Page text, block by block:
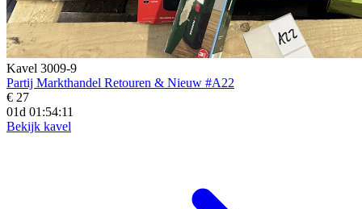
Kavel 3009-9
Partij Markthandel Retouren & Nieuw #A22
€ 27
01d 01:54:09
Bekijk kavel